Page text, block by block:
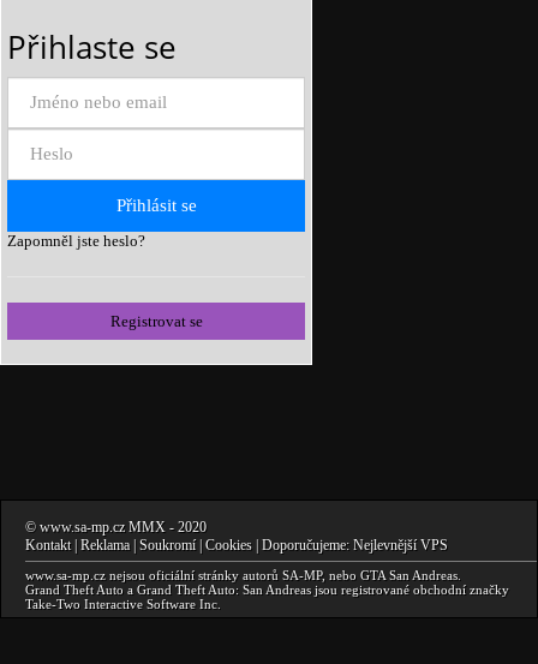
Přihlaste se
Zapomněl jste heslo?
Registrovat se
© www.sa-mp.cz MMX - 2020
Kontakt| Reklama | Soukromí| Cookies | Doporučujeme: Nejlevnější VPS
www.sa-mp.cz nejsou oficiální stránky autorů SA-MP, nebo GTA San Andreas
Grand Theft Auto a Grand Theft Auto: San Andreas jsou registrované obchodní značky
Take-Two Interactive Software Inc.